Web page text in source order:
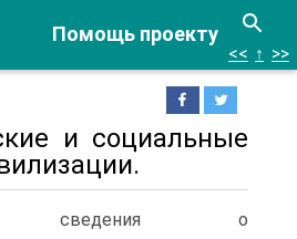
Помощь проекту
<< ↑ >>
и социальные
сведения о